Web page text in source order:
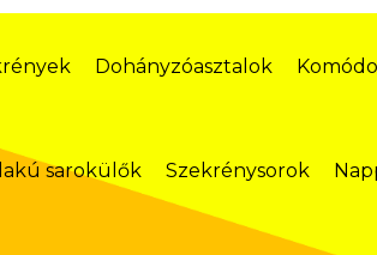
Dohányzóasztalok
sarokülők Szekrénysorok